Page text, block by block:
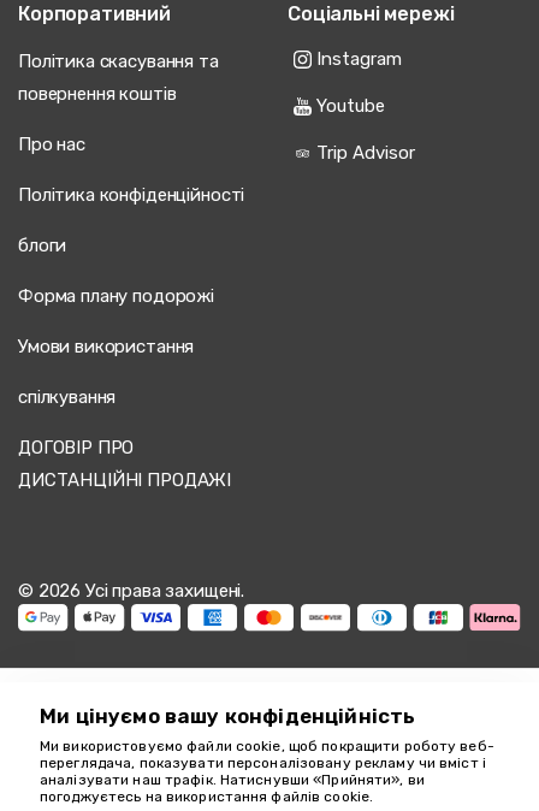
Корпоративний
Політика скасування та
повернення коштів
Про нас
Політика конфіденційності
блоги
Форма плану подорожі
Умови використання
спілкування
ДОГОВІР ПРО
ДИСТАНЦІЙНІ ПРОДАЖІ
Соціальні мережі
Instagram
Youtube
Trip Advisor
© 2026 Усі права захищені.
18349
Ми цінуємо вашу конфіденційність
Ми використовуємо файли cookie, щоб покращити роботу веб-
переглядача, показувати персоналізовану рекламу чи вміст і
аналізувати наш трафік. Натиснувши «Прийняти», ви
погоджуєтесь на використання файлів cookie.
Ми тут, щоб
допомогти